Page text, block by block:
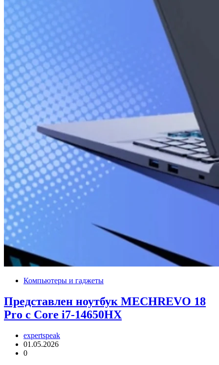
Компьютеры и гаджеты
Представлен ноутбук MECHREVO 18
Pro с Core i7-14650HX
expertspeak
01.05.2026
0